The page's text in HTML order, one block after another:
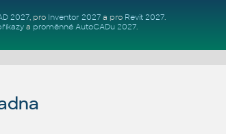
2027, pro Inventor 2027a pro Revit 2027.
a proměnné AutoCADu 2027.